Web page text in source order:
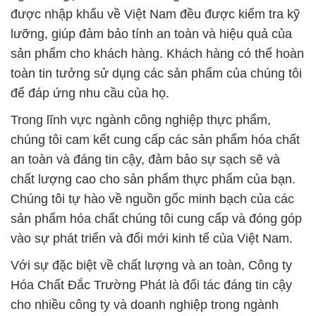
được nhập khẩu về Việt Nam đều được kiểm tra kỹ
lưỡng, giúp đảm bảo tính an toàn và hiệu quả của
sản phẩm cho khách hàng. Khách hàng có thể hoàn
toàn tin tưởng sử dụng các sản phẩm của chúng tôi
để đáp ứng nhu cầu của họ.
Trong lĩnh vực ngành công nghiệp thực phẩm,
chúng tôi cam kết cung cấp các sản phẩm hóa chất
an toàn và đáng tin cậy, đảm bảo sự sạch sẽ và
chất lượng cao cho sản phẩm thực phẩm của bạn.
Chúng tôi tự hào về nguồn gốc minh bạch của các
sản phẩm hóa chất chúng tôi cung cấp và đóng góp
vào sự phát triển và đổi mới kinh tế của Việt Nam.
Với sự đặc biệt về chất lượng và an toàn, Công ty
Hóa Chất Đắc Trường Phát là đối tác đáng tin cậy
cho nhiều công ty và doanh nghiệp trong ngành